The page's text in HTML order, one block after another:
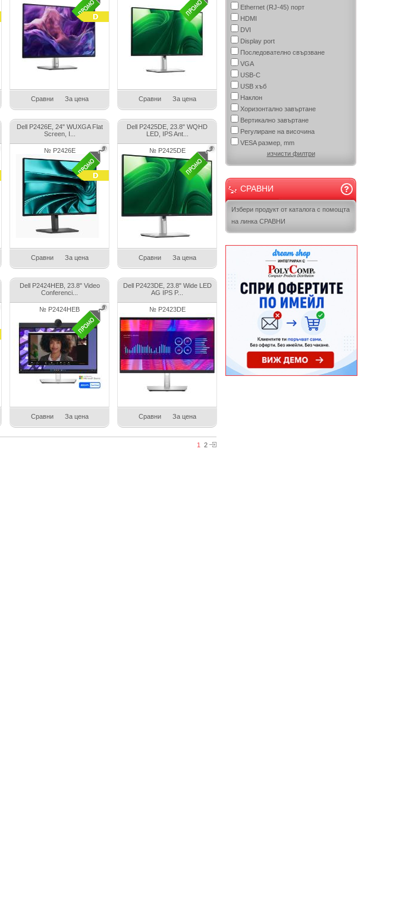
Сравни За цена Сравни За цена
Dell P2426E, 24" WUXGA Flat
Screen, I...
№ P2426E
Сравни За цена
Dell P2425DE, 23.8" WQHD
LED, IPS Ant...
№ P2425DE
Сравни За цена
Dell P2424HEB, 23.8" Video
Conferenci...
№ P2424HEB
Сравни За цена
Dell P2423DE, 23.8" Wide LED
AG IPS P...
№ P2423DE
Сравни За цена
1 2
Ethernet (RJ-45) порт
HDMI
DVI
Display port
Последователно свързване
VGA
USB-C
USB хъб
Наклон
Хоризонтално завъртане
Вертикално завъртане
Регулиране на височина
VESA размер, mm
изчисти филтри
СРАВНИ
Избери продукт от каталога с помощта
на линка СРАВНИ